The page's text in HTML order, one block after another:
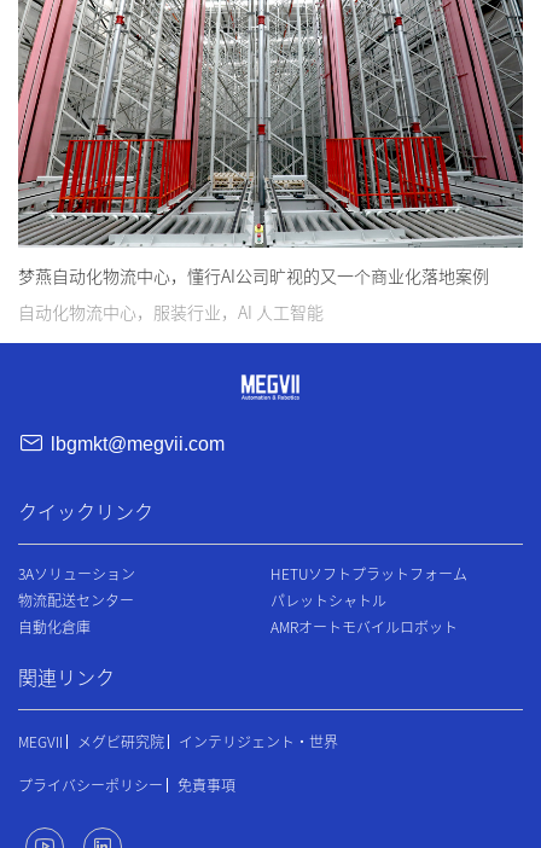
梦燕自动化物流中心，懂行AI公司旷视的又一个商业化落地案例
自动化物流中心，服装行业，AI 人工智能
lbgmkt@megvii.com
クイックリンク
3Aソリューション
物流配送センター
自動化倉庫
HETUソフトプラットフォーム
パレットシャトル
AMRオートモバイルロボット
関連リンク
MEGVII メグビ研究院 インテリジェント・世界
プライバシーポリシー 免責事項